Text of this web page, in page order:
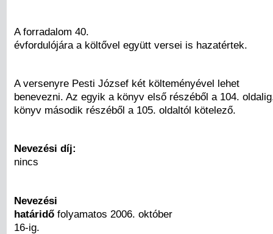
A forradalom 40.
évfordulójára a költővel együtt versei is hazatértek.
A versenyre Pesti József két költeményével lehet
benevezni. Az egyik a könyv első részéből a 104.
könyv második részéből a 105. oldaltól kötelező.
Nevezési díj:
nincs
Nevezési
határidő folyamatos 2006. október
16-ig.